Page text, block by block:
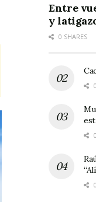
Entre
y
0 SHARES